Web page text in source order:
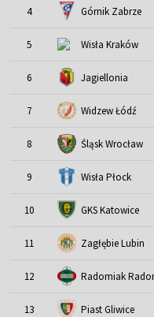
4 Górnik Zabrze
5 Wisła Kraków
6 Jagiellonia
7 Widzew Łódź
8 Śląsk Wrocław
9 Wisła Płock
10 GKS Katowice
11 Zagłębie Lubin
12 Radomiak
13 Piast Gliwice